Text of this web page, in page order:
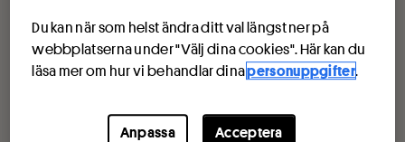
Du kan när som helst ändra ditt val längst ner på
webbplatserna under "Välj dina cookies". Här kan du
läsa mer om hur vi behandlar dinapersonuppgifter.
Anpassa Acceptera